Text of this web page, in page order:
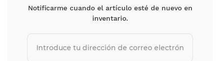
Notificarme cuando el artículo esté de nuevo en
inventario.